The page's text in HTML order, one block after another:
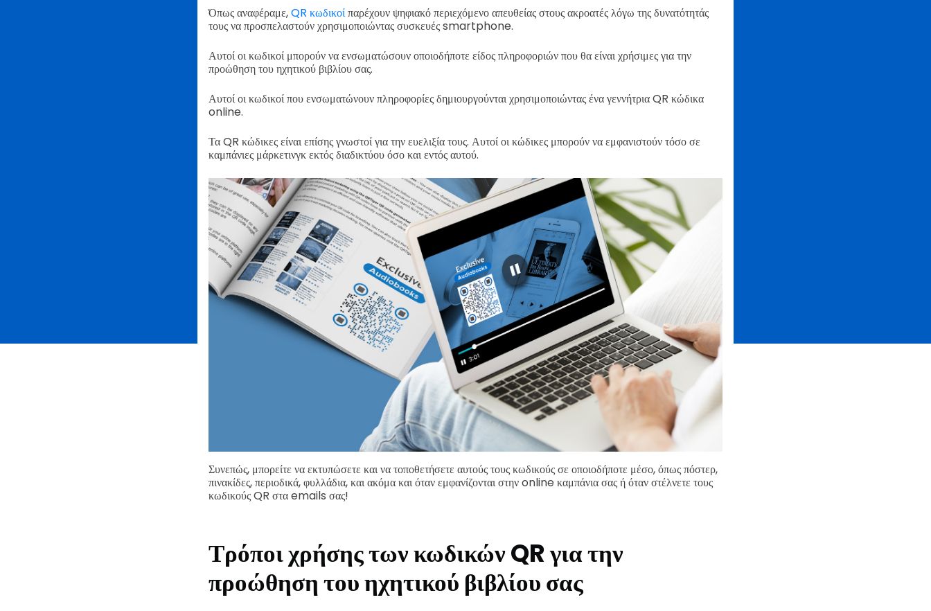
Όπως αναφέραμε,QR κωδικοίπαρέχουν ψηφιακό περιεχόμενο απευθείας στους ακροατές λόγω της δυνατότητάς
τους να προσπελαστούν χρησιμοποιώντας συσκευές smartphone.
Αυτοί οι κωδικοί μπορούν να ενσωματώσουν οποιοδήποτε είδος πληροφοριών που θα είναι χρήσιμες για την
προώθηση του ηχητικού βιβλίου σας.
Αυτοί οι κωδικοί που ενσωματώνουν πληροφορίες δημιουργούνται χρησιμοποιώντας ένα γεννήτρια QR κώδικα
online.
Τα QR κώδικες είναι επίσης γνωστοί για την ευελιξία τους. Αυτοί οι κώδικες μπορούν να εμφανιστούν τόσο σε
καμπάνιες μάρκετινγκ εκτός διαδικτύου όσο και εντός αυτού.
Συνεπώς, μπορείτε να εκτυπώσετε και να τοποθετήσετε αυτούς τους κωδικούς σε οποιοδήποτε μέσο, όπως πόστερ,
πινακίδες, περιοδικά, φυλλάδια, και ακόμα και όταν εμφανίζονται στην online καμπάνια σας ή όταν στέλνετε τους
κωδικούς QR στα emails σας!
Τρόποι χρήσης των κωδικών QR για την
προώθηση του ηχητικού βιβλίου σας